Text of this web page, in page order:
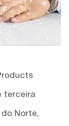
terceira
Norte,